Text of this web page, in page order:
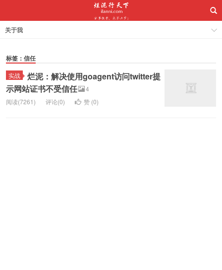
关于我
标签：信任
实战
烂泥：解决使用goagent访问twitter提
示网站证书不受信任
4
阅读(7261)
评论(0) 赞 (0)